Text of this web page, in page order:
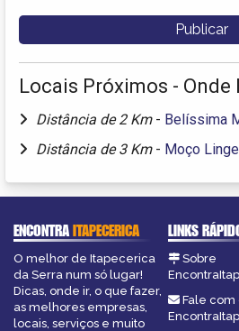
Locais Próximos - Onde
Distância de 2 Km - Belíssima
Distância de 3 Km - Moço
ENCONTRAITAPECERICA
O melhor de Itapecerica
da Serra num só lugar!
Dicas, onde ir, o que fazer,
as melhores empresas,
locais, serviços e muito
LINKS
Sobre
Fale com